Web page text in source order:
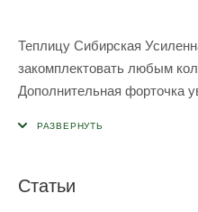
Теплицу Сибирская
закомплектовать любым
Дополнительная форточка
Размер рамы форточки
Статьи